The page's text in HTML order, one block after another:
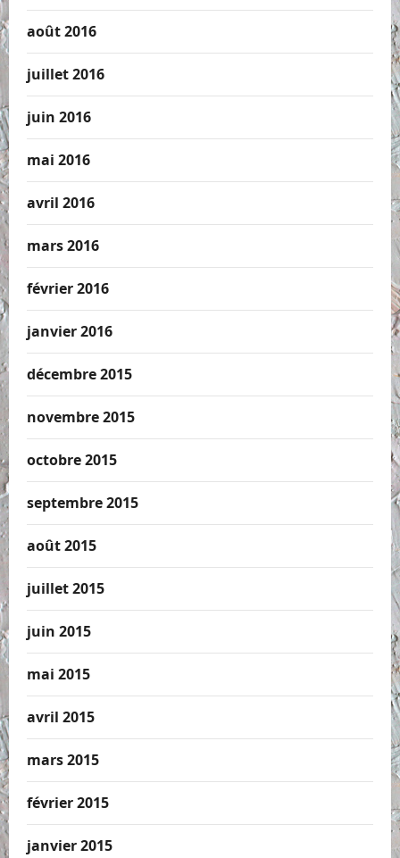
août 2016
juillet 2016
juin 2016
mai 2016
avril 2016
mars 2016
février 2016
janvier 2016
décembre 2015
novembre 2015
octobre 2015
septembre 2015
août 2015
juillet 2015
juin 2015
mai 2015
avril 2015
mars 2015
février 2015
janvier 2015